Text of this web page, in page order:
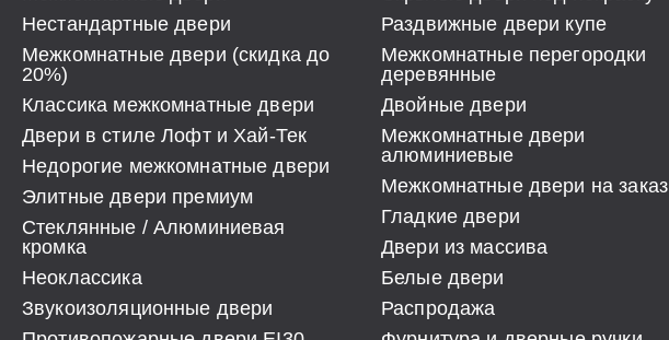
Нестандартные двери
Межкомнатные двери (скидка до
20%)
Классика межкомнатные двери
Двери в стиле Лофт и Хай-Тек
Недорогие межкомнатные двери
Элитные двери премиум
Стеклянные / Алюминиевая
кромка
Неоклассика
Звукоизоляционные двери
Раздвижные двери купе
Межкомнатные перегородки
деревянные
Двойные двери
Межкомнатные двери
алюминиевые
Межкомнатные двери на заказ
Гладкие двери
Двери из массива
Белые двери
Распродажа